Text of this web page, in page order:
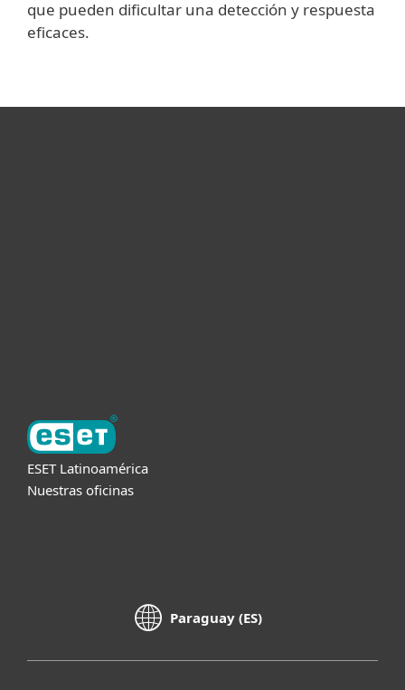
que pueden dificultar una detección y respuesta
eficaces.
ESET Latinoamérica
Nuestras oficinas
Paraguay (ES)